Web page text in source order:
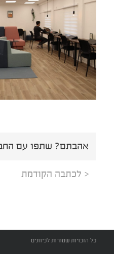
אהבתם? שתפו עם
< לכתבה הקודמת
כל הזכויות שמורות לכיוונים